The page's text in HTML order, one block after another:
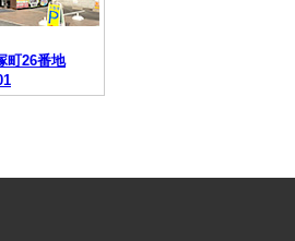
町26番地